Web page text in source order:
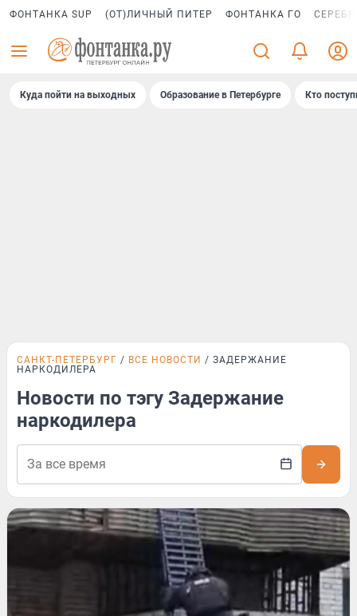
ФОНТАНКА SUP (ОТ)ЛИЧНЫЙ ПИТЕР ФОНТАНКА ГО
Куда пойти на выходных Образование в Петербурге Кто
САНКТ-ПЕТЕРБУРГ ВСЕ НОВОСТИ
ЗАДЕРЖАНИЕ
НАРКОДИЛЕРА
Новости по тэгу Задержание
наркодилера